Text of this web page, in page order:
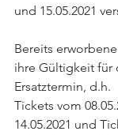
und 15.05.2021
Bereits
ihre Gültigkeit für
Ersatztermin, d.h.
Tickets vom
14.05.2021 und